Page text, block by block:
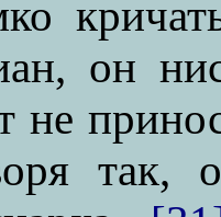
он
не
так,